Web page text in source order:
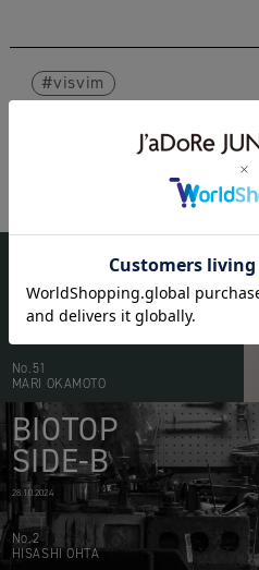
visvim
BIOTOP
PEOPLE
20.05.2026
No.51
MARI OKAMOTO
BIOTOP
SIDE-B
28.10.2024
No.2
HISASHI OHTA